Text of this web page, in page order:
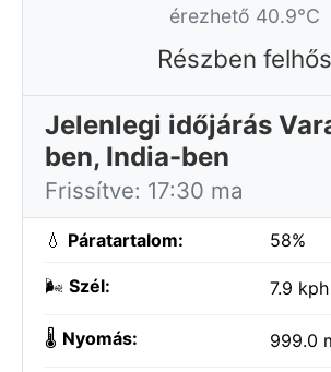
érezhető 40.9°C
Részben felhős
Jelenlegi időjárás
ben, India-ben
Frissítve: 17:30 ma
💧 Páratartalom: 58%
🌬️ Szél: 7.9
🌡️ Nyomás: 999.0